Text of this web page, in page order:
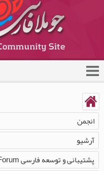
انجمن
آرشیو
پشتیبانی و توسعه فارسی SMF - Simple Machines Forum